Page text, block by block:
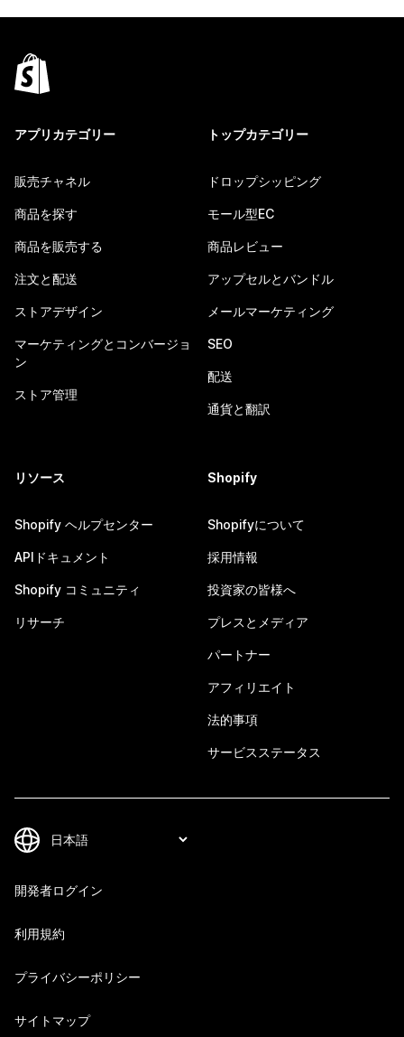
アプリカテゴリー
販売チャネル
商品を探す
商品を販売する
注文と配送
ストアデザイン
マーケティングとコンバージョ
ン
ストア管理
トップカテゴリー
ドロップシッピング
モール型EC
商品レビュー
アップセルとバンドル
メールマーケティング
SEO
配送
通貨と翻訳
リソース
Shopify ヘルプセンター
APIドキュメント
Shopify コミュニティ
リサーチ
Shopify
Shopifyについて
採用情報
投資家の皆様へ
プレスとメディア
パートナー
アフィリエイト
法的事項
サービスステータス
開発者ログイン
利用規約
プライバシーポリシー
サイトマップ